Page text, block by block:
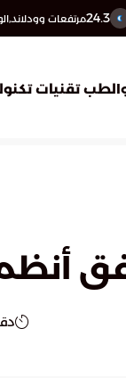
24.3مرتفعات
تقنيات